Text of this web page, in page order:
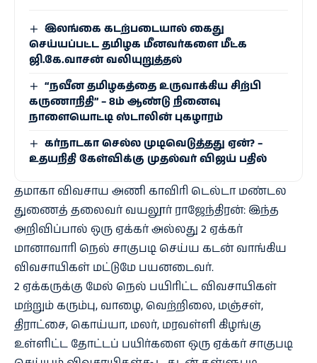
இலங்கை கடற்படையால் கைது
செய்யப்பட்ட தமிழக மீனவர்களை மீட்க
ஜி.கே.வாசன் வலியுறுத்தல்
“நவீன தமிழகத்தை உருவாக்கிய சிற்பி
கருணாநிதி” – 8ம் ஆண்டு நினைவு
நாளையொட்டி ஸ்டாலின் புகழாரம்
கர்நாடகா செல்ல முடிவெடுத்தது ஏன்? –
உதயநிதி கேள்விக்கு முதல்வர் விஜய் பதில்
தமாகா விவசாய அணி காவிரி டெல்டா மண்டல
துணைத் தலைவர் வயலூர் ராஜேந்திரன்: இந்த
அறிவிப்பால் ஒரு ஏக்கர் அல்லது 2 ஏக்கர்
மானாவாரி நெல் சாகுபடி செய்ய கடன் வாங்கிய
விவசாயிகள் மட்டுமே பயனடைவர்.
2 ஏக்கருக்கு மேல் நெல் பயிரிட்ட விவசாயிகள்
மற்றும் கரும்பு, வாழை, வெற்றிலை, மஞ்சள்,
திராட்சை, கொய்யா, மலர், மரவள்ளி கிழங்கு
உள்ளிட்ட தோட்டப் பயிர்களை ஒரு ஏக்கர் சாகுபடி